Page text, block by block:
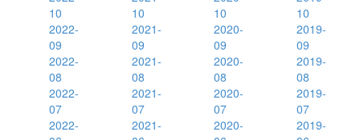
10
2022-
09
2022-
08
2022-
07
2022-
10
2021-
09
2021-
08
2021-
07
2021-
10
2020-
09
2020-
08
2020-
07
2020-
10
2019-
09
2019-
08
2019-
07
2019-